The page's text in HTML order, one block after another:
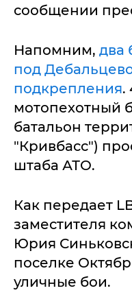
сообщении
Напомним, два
под
подкрепления.
мотопехотный
батальон
"Кривбасс")
штаба АТО.
Как передает
заместителя
Юрия
поселке
уличные бои.